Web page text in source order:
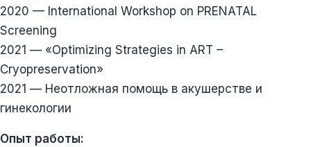
2020 — International Workshop on PRENATAL
Screening
2021 — «Optimizing Strategies in ART –
Cryopreservation»
2021 — Неотложная помощь в акушерстве и
гинекологии
Опыт работы: